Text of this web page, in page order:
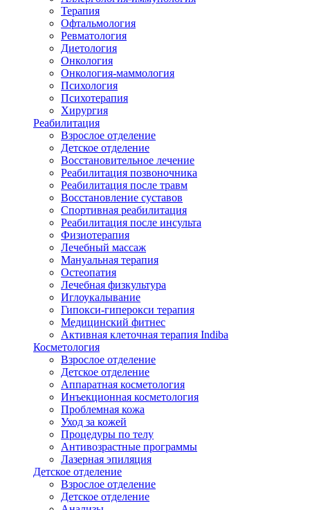
Терапия
Офтальмология
Ревматология
Диетология
Онкология
Онкология-маммология
Психология
Психотерапия
Хирургия
Реабилитация
Взрослое отделение
Детское отделение
Восстановительное лечение
Реабилитация позвоночника
Реабилитация после травм
Восстановление суставов
Спортивная реабилитация
Реабилитация после инсульта
Физиотерапия
Лечебный массаж
Мануальная терапия
Остеопатия
Лечебная физкультура
Иглоукалывание
Гипокси-гиперокси терапия
Медицинский фитнес
Активная клеточная терапия Indiba
Косметология
Взрослое отделение
Детское отделение
Аппаратная косметология
Инъекционная косметология
Проблемная кожа
Уход за кожей
Процедуры по телу
Антивозрастные программы
Лазерная эпиляция
Детское отделение
Взрослое отделение
Детское отделение